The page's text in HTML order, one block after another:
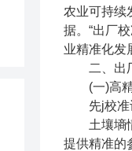
农业可持续
据。“出厂
业精准化发
二、出厂
(一)高精
先j校准
土壤墒情
提供精准的